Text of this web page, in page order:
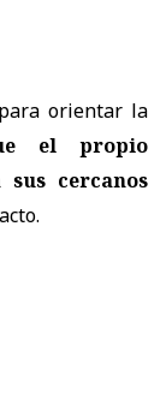
orientar la
el propio
cercanos